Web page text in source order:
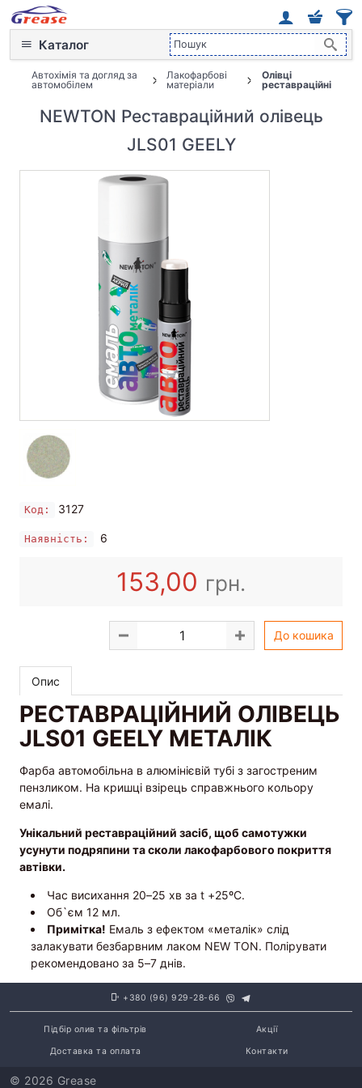
Каталог
Автохімія та догляд за
автомобілем
Лакофарбові
матеріали
Олівці
реставраційні
NEWTON Реставраційний олівець
JLS01 GEELY
Код: 3127
Наявність: 6
153,00 грн.
До кошика
Опис
РЕСТАВРАЦІЙНИЙ ОЛІВЕЦЬ
JLS01 GEELY МЕТАЛІК
Фарба автомобільна в алюмінієвій тубі з загостреним
пензликом. На кришці взірець справжнього кольору
емалі.
Унікальний реставраційний засіб, щоб самотужки
усунути подряпини та сколи лакофарбового покриття
автівки.
Час висихання 20–25 хв за t +25ºС.
Об`єм 12 мл.
Примітка! Емаль з ефектом «металік» слід
залакувати безбарвним лаком NEW TON. Полірувати
рекомендовано за 5–7 днів.
+380 (96) 929-28-66
Підбір олив та фільтрів Акції
Доставка та оплата Контакти
© 2026 Grease